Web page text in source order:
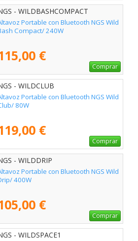
- WILDBASHCOMPACT
Portable con Bluetooth NGS Wild
Compact/ 240W
€
Comprar
- WILDCLUB
Portable con Bluetooth NGS Wild
80W
€
Comprar
- WILDDRIP
Portable con Bluetooth NGS Wild
400W
€
Comprar
- WILDSPACE1